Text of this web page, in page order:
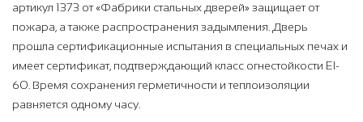
артикул 1373 от «Фабрики стальных дверей» защищает от
пожара, а также распространения задымления. Дверь
прошла сертификационные испытания в специальных печах и
имеет сертификат, подтверждающий класс огнестойкости EI-
60. Время сохранения герметичности и теплоизоляции
равняется одному часу.